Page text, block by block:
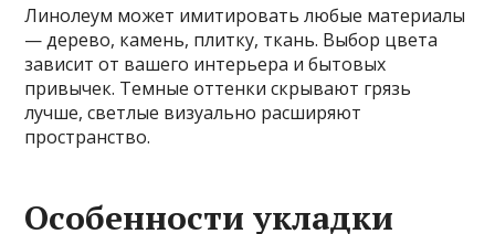
Линолеум может имитировать любые материалы
— дерево, камень, плитку, ткань. Выбор цвета
зависит от вашего интерьера и бытовых
привычек. Темные оттенки скрывают грязь
лучше, светлые визуально расширяют
пространство.
Особенности укладки